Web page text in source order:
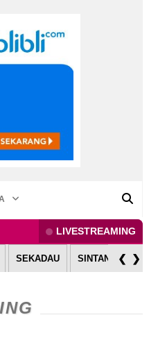
LIVESTREAMING
SEKADAU SINTANG MELAWI
❮ ❯